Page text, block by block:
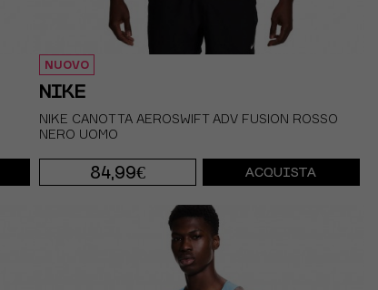
NUOVO
NIKE
NIKE CANOTTA AEROSWIFT ADV FUSION ROSSO
NERO UOMO
84,99€
XL
ACQUISTA